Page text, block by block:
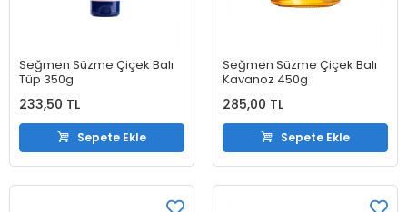
Seğmen Süzme Çiçek Balı
Tüp 350g
233,50 TL
Sepete Ekle
Seğmen Süzme Çiçek Balı
Kavanoz 450g
285,00 TL
Sepete Ekle